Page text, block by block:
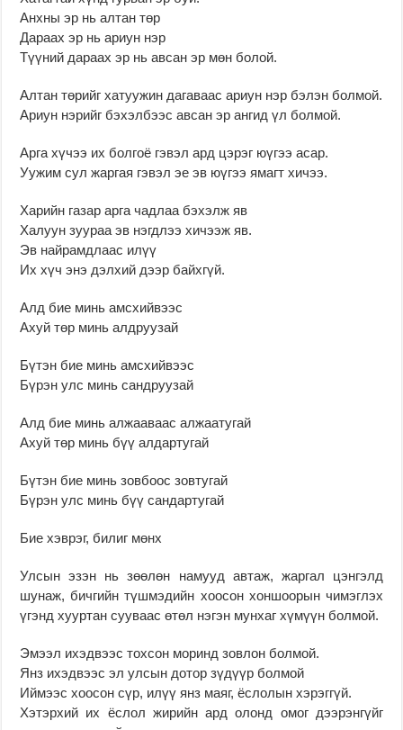
Анхны эр нь алтан төр
Дараах эр нь ариун нэр
Түүний дараах эр нь авсан эр мөн болой.
Алтан төрийг хатуужин дагаваас ариун нэр бэлэн болмой.
Ариун нэрийг бэхэлбээс авсан эр ангид үл болмой.
Арга хүчээ их болгоё гэвэл ард цэрэг юүгээ асар.
Уужим сул жаргая гэвэл эе эв юүгээ ямагт хичээ.
Харийн газар арга чадлаа бэхэлж яв
Халуун зуураа эв нэгдлээ хичээж яв.
Эв найрамдлаас илүү
Их хүч энэ дэлхий дээр байхгүй.
Алд бие минь амсхийвээс
Ахуй төр минь алдруузай
Бүтэн бие минь амсхийвээс
Бүрэн улс минь сандруузай
Алд бие минь алжааваас алжаатугай
Ахуй төр минь бүү алдартугай
Бүтэн бие минь зовбоос зовтугай
Бүрэн улс минь бүү сандартугай
Бие хэврэг, билиг мөнх
Улсын эзэн нь зөөлөн намууд автаж, жаргал цэнгэлд
шунаж, бичгийн түшмэдийн хоосон хоншоорын чимэглэх
үгэнд хууртан сууваас өтөл нэгэн мунхаг хүмүүн болмой.
Эмээл ихэдвээс тохсон моринд зовлон болмой.
Янз ихэдвээс эл улсын дотор зүдүүр болмой
Иймээс хоосон сүр, илүү янз маяг, ёслолын хэрэггүй.
Хэтэрхий их ёслол жирийн ард олонд омог дээрэнгүйг